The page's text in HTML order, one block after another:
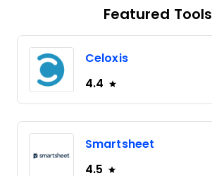
Featured Tools
Celoxis
4.4
Smartsheet
4.5